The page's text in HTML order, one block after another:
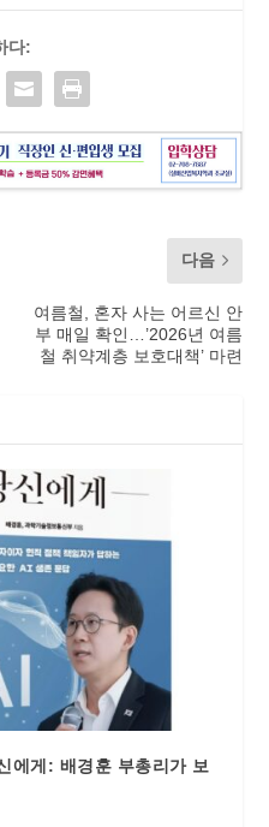
다:
다음
여름철, 혼자 사는 어르신 안
부 매일 확인…’2026년 여름
철 취약계층 보호대책’ 마련
에게: 배경훈 부총리가 보